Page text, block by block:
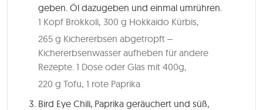
geben. Öl dazugeben und einmal umrühren.
1 Kopf Brokkoli, 300 g Hokkaido Kürbis,
265 g Kichererbsen abgetropft –
Kichererbsenwasser aufheben für andere
Rezepte. 1 Dose oder Glas mit 400g,
220 g Tofu, 1 rote Paprika
Bird Eye Chili, Paprika geräuchert und süß,